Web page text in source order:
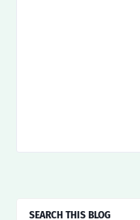
SEARCH THIS BLOG